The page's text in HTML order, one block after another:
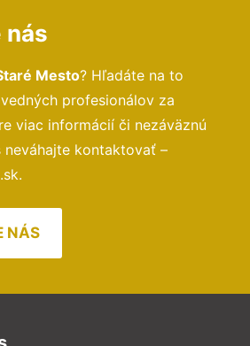
nás
Mesto? Hľadáte na to
profesionálov za
viac informácií či nezáväznú
neváhajte kontaktovať –
NÁS